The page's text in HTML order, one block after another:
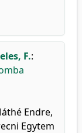
F.:
Endre,
Egytem